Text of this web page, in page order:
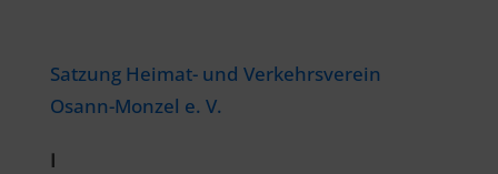
Satzung Heimat- und Verkehrsverein
Osann-Monzel e. V.
I